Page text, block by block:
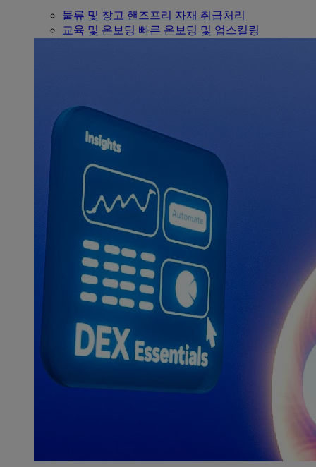
물류 및 창고 핸즈프리 자재 취급처리
교육 및 온보딩 빠른 온보딩 및 업스킬링